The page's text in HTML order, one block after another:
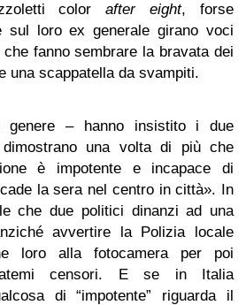
colorafter eight, forse
sul loro ex generale girano voci
fanno sembrare la bravata dei
una scappatella da svampiti.
genere – hanno insistito i due
una volta di più che
è impotente e incapace di
la sera nel centro in città». In
che due politici dinanzi ad una
avvertire la Polizia locale
loro alla fotocamera per poi
censori. E se in Italia
di “impotente” riguarda il